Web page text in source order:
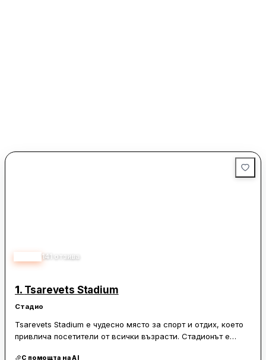
141 отзива
1. Tsarevets Stadium
Стадио
Tsarevets Stadium е чудесно място за спорт и отдих, което
привлича посетители от всички възрасти. Стадионът е
С помощта на AI